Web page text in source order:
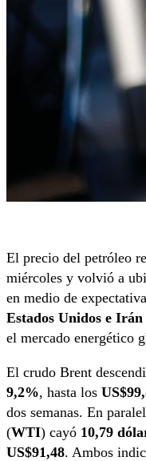
El precio del petróleo
miércoles y volvió a
en medio de
Estados Unidos e Irán
el mercado energético
El crudo Brent
9,2%, hasta los
dos semanas. En
(WTI) cayó 10,79
US$91,48. Ambos